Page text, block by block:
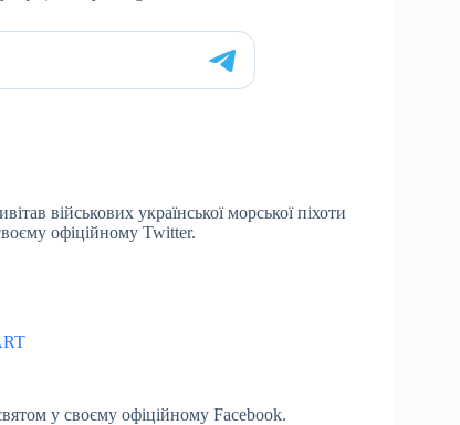
військових української морської піхоти
офіційному Twitter.
у своєму офіційному Facebook.